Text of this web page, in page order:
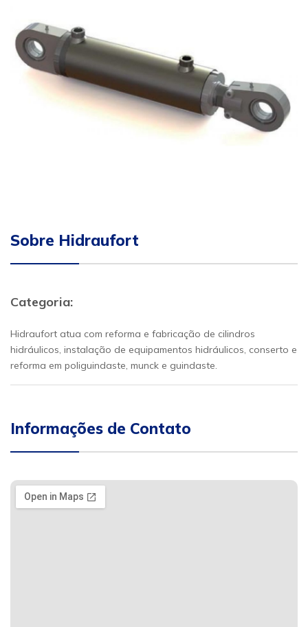
Sobre Hidraufort
Categoria:
Hidraufort atua com reforma e fabricação de cilindros
hidráulicos, instalação de equipamentos hidráulicos, conserto e
reforma em poliguindaste, munck e guindaste.
Informações de Contato